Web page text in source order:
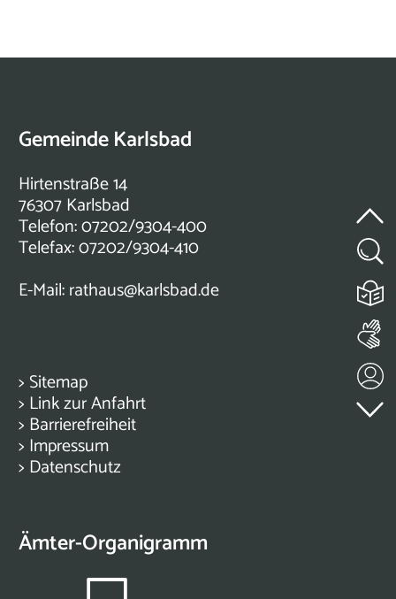
Gemeinde Karlsbad
Hirtenstraße 14
76307 Karlsbad
Telefon: 07202/9304-400
Telefax: 07202/9304-410
E-Mail:rathaus@karlsbad.de
> Sitemap
> Link zur Anfahrt
> Barrierefreiheit
> Impressum
> Datenschutz
Ämter-Organigramm